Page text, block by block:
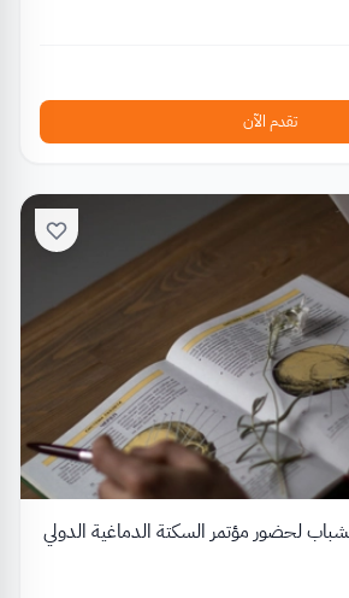
تقدم الآن
لحضور مؤتمر السكتة الدماغية الدولي